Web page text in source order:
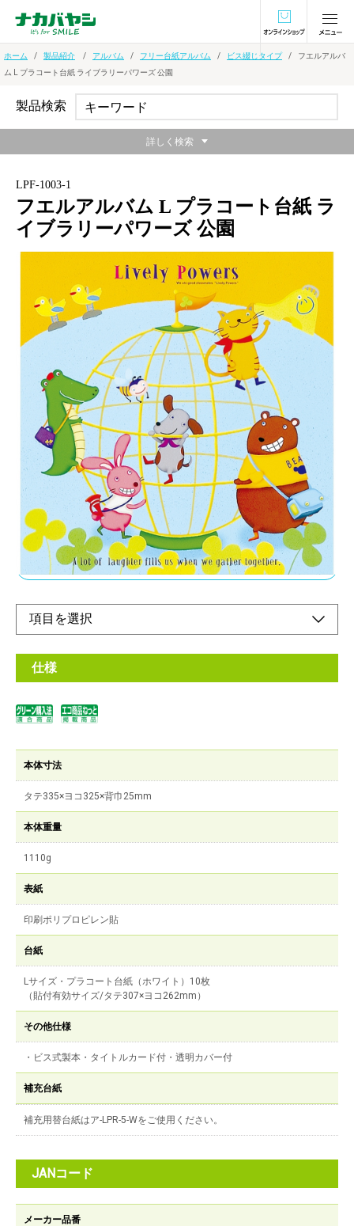
オンラインショ
ホーム 製品紹介 アルバム フリー台紙アルバム ビス綴じタイプ
フエルアルバ
ム L プラコート台紙 ライブラリーパワーズ 公園
LPF-1003-1
フエルアルバム L プラコート台紙 ラ
イブラリーパワーズ 公園
カラフルで人気の動物キャラクターシリーズ
メーカー希望小売価格：
オープン
プラコート台紙とは、台紙表面をPETフィルム（ペットボトル原
料）でラミネート加工しているため、光沢感があり、写真がより
いっそう引き立つのはもちろん、台紙の変形・変色が起きにく
く、当社フリー台紙の約5倍の耐久性を持っています。
オンラインショップ
仕様
本体寸法
タテ335×ヨコ325×背巾25mm
本体重量
1110g
表紙
印刷ポリプロピレン貼
台紙
Lサイズ・プラコート台紙（ホワイト）10枚
（貼付有効サイズ/タテ307×ヨコ262mm）
その他仕様
・ビス式製本・タイトルカード付・透明カバー付
補充台紙
補充用替台紙はア-LPR-5-Wをご使用ください。
JANコード
メーカー品番
製品検索
詳しく検索